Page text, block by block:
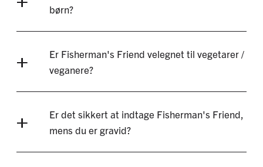
børn?
Er Fisherman's Friend velegnet til vegetarer /
veganere?
Er det sikkert at indtage Fisherman's Friend,
mens du er gravid?